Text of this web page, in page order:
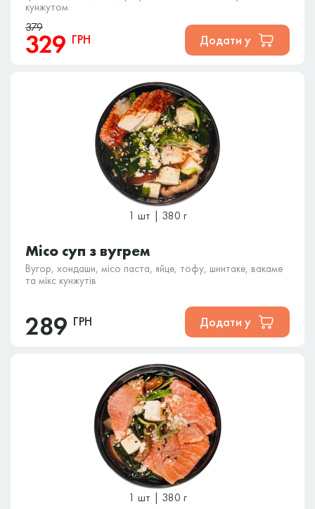
кунжутом
379
329 ГРН Додати у
1 шт | 380 г
Місо суп з вугрем
Вугор, хондаши, місо паста, яйце, тофу, шиитаке, вакаме
та мікс кунжутів
289 ГРН Додати у
1 шт | 380 г